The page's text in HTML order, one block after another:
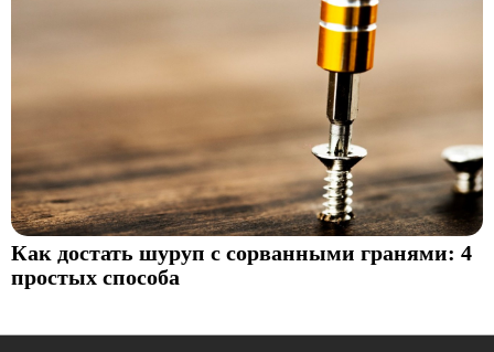
Как достать шуруп с сорванными гранями: 4
простых способа